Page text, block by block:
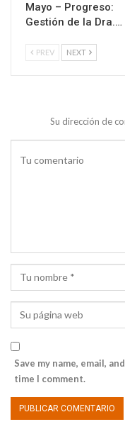
Mayo – Progreso:
Gestión de la Dra.…
PREV NEXT
Su dirección de
Save my name, email,
time I comment.